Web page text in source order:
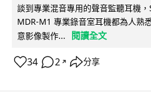
談到專業混音專用的聲音監聽耳機
MDR-M1 專業錄音室耳機都為人熟
意影像製作...
閱讀全文
34 2 ↗ 分享